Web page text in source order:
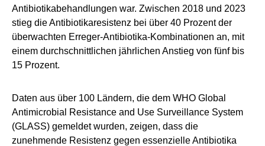
Antibiotikabehandlungen war. Zwischen 2018 und 2023
stieg die Antibiotikaresistenz bei über 40 Prozent der
überwachten Erreger-Antibiotika-Kombinationen an, mit
einem durchschnittlichen jährlichen Anstieg von fünf bis
15 Prozent.
Daten aus über 100 Ländern, die dem WHO Global
Antimicrobial Resistance and Use Surveillance System
(GLASS) gemeldet wurden, zeigen, dass die
zunehmende Resistenz gegen essenzielle Antibiotika